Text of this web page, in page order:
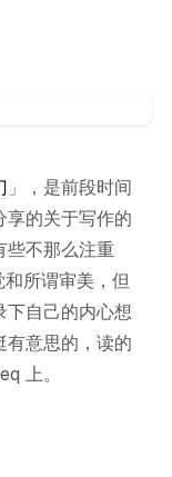
」，是前段时间
享的关于写作的
些不那么注重
所谓审美，但
下自己的内心想
有意思的，读的
上。